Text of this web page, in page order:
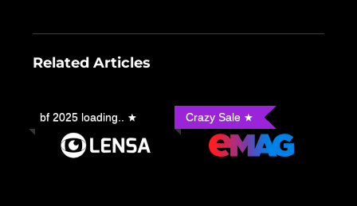
Related Articles
bf 2025 loading.. Crazy Sale